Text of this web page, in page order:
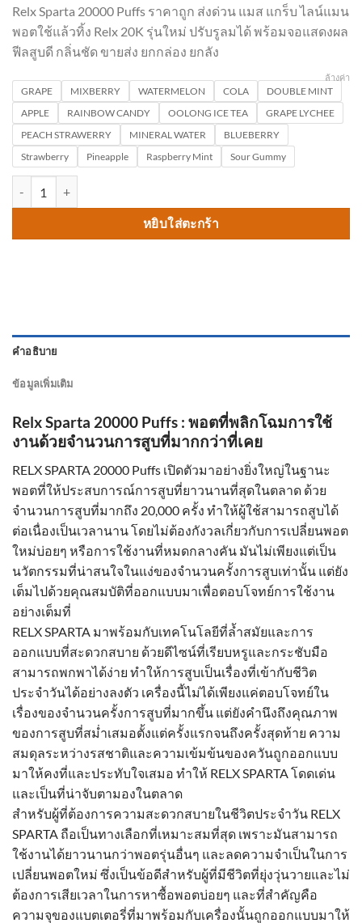
Relx Sparta 20000 Puffs ราคาถูก ส่งด่วน แมส แกร็บ ไลน์แมน
พอตใช้แล้วทิ้ง Relx 20K รุ่นใหม่ ปรับรูลมได้ พร้อมจอแสดงผล
ฟีลสูบดี กลิ่นชัด ขายส่ง ยกกล่อง ยกลัง
GRAPE MIXBERRY WATERMELON COLA
DOUBLE MINT
APPLE
RAINBOW CANDY OOLONG ICE TEA
GRAPE LYCHEE
PEACH STRAWERRY
MINERAL WATER
BLUEBERRY
Strawberry
Pineapple Raspberry Mint Sour Gummy
ล้างค่า
หยิบใส่ตะกร้า
คำอธิบาย
ข้อมูลเพิ่มเติม
Relx Sparta 20000 Puffs : พอตที่พลิกโฉมการใช้
งานด้วยจำนวนการสูบที่มากกว่าที่เคย
RELX SPARTA 20000 Puffs เปิดตัวมาอย่างยิ่งใหญ่ในฐานะ
พอตที่ให้ประสบการณ์การสูบที่ยาวนานที่สุดในตลาด ด้วย
จำนวนการสูบที่มากถึง 20,000 ครั้ง ทำให้ผู้ใช้สามารถสูบได้
ต่อเนื่องเป็นเวลานาน โดยไม่ต้องกังวลเกี่ยวกับการเปลี่ยนพอต
ใหม่บ่อยๆ หรือการใช้งานที่หมดกลางคัน มันไม่เพียงแต่เป็น
นวัตกรรมที่น่าสนใจในแง่ของจำนวนครั้งการสูบเท่านั้น แต่ยัง
เต็มไปด้วยคุณสมบัติที่ออกแบบมาเพื่อตอบโจทย์การใช้งาน
อย่างเต็มที่
RELX SPARTA มาพร้อมกับเทคโนโลยีที่ล้ำสมัยและการ
ออกแบบที่สะดวกสบาย ด้วยดีไซน์ที่เรียบหรูและกระชับมือ
สามารถพกพาได้ง่าย ทำให้การสูบเป็นเรื่องที่เข้ากับชีวิต
ประจำวันได้อย่างลงตัว เครื่องนี้ไม่ได้เพียงแค่ตอบโจทย์ใน
เรื่องของจำนวนครั้งการสูบที่มากขึ้น แต่ยังคำนึงถึงคุณภาพ
ของการสูบที่สม่ำเสมอตั้งแต่ครั้งแรกจนถึงครั้งสุดท้าย ความ
สมดุลระหว่างรสชาติและความเข้มข้นของควันถูกออกแบบ
มาให้คงที่และประทับใจเสมอ ทำให้ RELX SPARTA โดดเด่น
และเป็นที่น่าจับตามองในตลาด
สำหรับผู้ที่ต้องการความสะดวกสบายในชีวิตประจำวัน RELX
SPARTA ถือเป็นทางเลือกที่เหมาะสมที่สุด เพราะมันสามารถ
ใช้งานได้ยาวนานกว่าพอตรุ่นอื่นๆ และลดความจำเป็นในการ
เปลี่ยนพอตใหม่ ซึ่งเป็นข้อดีสำหรับผู้ที่มีชีวิตที่ยุ่งวุ่นวายและไม่
ต้องการเสียเวลาในการหาซื้อพอตบ่อยๆ และที่สำคัญคือ
ความจุของแบตเตอรี่ที่มาพร้อมกับเครื่องนั้นถูกออกแบบมาให้